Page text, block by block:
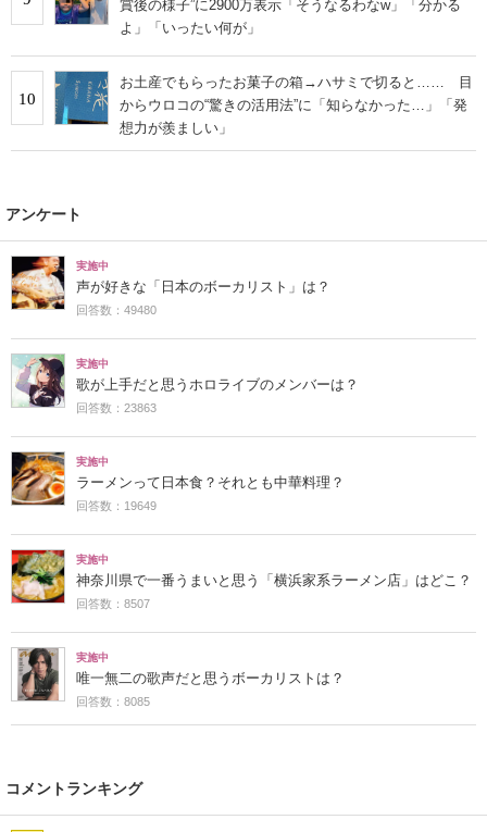
賞後の様子”に2900万表示「そうなるわなw」「分かる
よ」「いったい何が」
10
お土産でもらったお菓子の箱→ハサミで切ると…… 目
からウロコの“驚きの活用法”に「知らなかった…」「発
想力が羨ましい」
アンケート
実施中
声が好きな「日本のボーカリスト」は？
回答数：49480
実施中
歌が上手だと思うホロライブのメンバーは？
回答数：23863
実施中
ラーメンって日本食？それとも中華料理？
回答数：19649
実施中
神奈川県で一番うまいと思う「横浜家系ラーメン店」はどこ？
回答数：8507
実施中
唯一無二の歌声だと思うボーカリストは？
回答数：8085
コメントランキング